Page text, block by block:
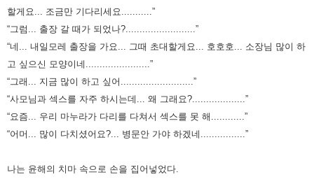
할게요... 조금만 기다리세요...........”
“그럼... 출장 갈 때가 되었나?.........................”
“네... 내일모레 출장을 가요... 그때 초대할게요... 호호호... 소장님 많이 하
고 싶으신 모양이네.......................”
“그래... 지금 많이 하고 싶어..........................”
“사모님과 섹스를 자주 하시는데... 왜 그래요?...................”
“요즘... 우리 마누라가 다리를 다쳐서 섹스를 못 해............”
“어머... 많이 다치셨어요?... 병문안 가야 하겠네................ ”
나는 윤해의 치마 속으로 손을 집어넣었다.